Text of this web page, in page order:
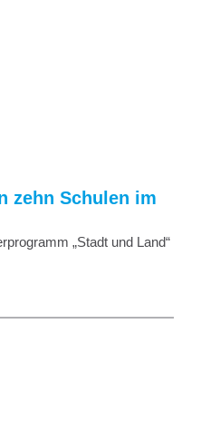
zehn Schulen im
„Stadt und Land“